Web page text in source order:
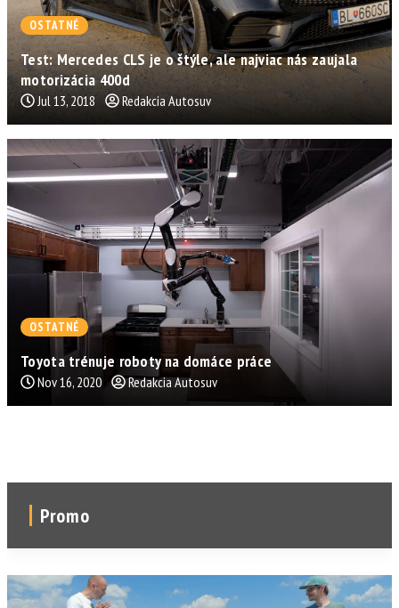
OSTATNÉ
Test: Mercedes CLS je o štýle, ale najviac nás zaujala
motorizácia 400d
Jul 13, 2018 Redakcia Autosuv
OSTATNÉ
Toyota trénuje roboty na domáce práce
Nov 16, 2020 Redakcia Autosuv
Promo